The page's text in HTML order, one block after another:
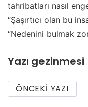
tahribatları nasıl
“Şaşırtıcı olan bu
“Nedenini bulmak
Yazı gezinmesi
ÖNCEKI YAZI